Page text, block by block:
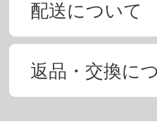
配送について
返品・交換に